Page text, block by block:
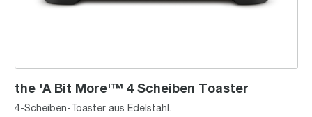
the 'A Bit More'™ 4 Scheiben Toaster
4-Scheiben-Toaster aus Edelstahl.